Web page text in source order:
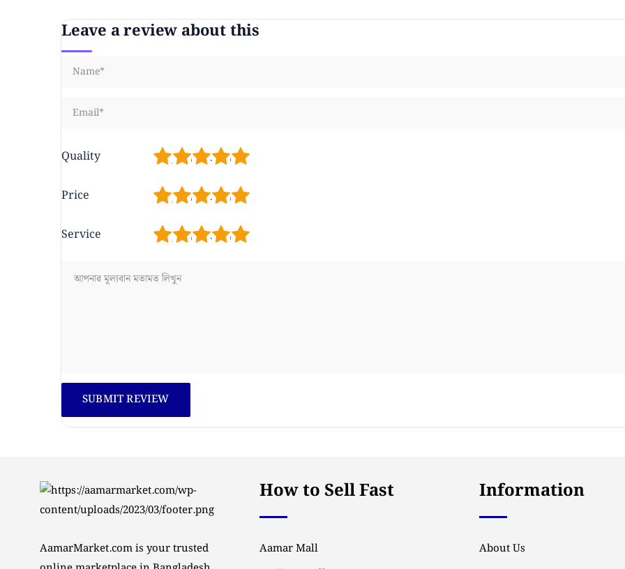
Leave a review about this
Quality 5
4
3
2
Price 5
4
3
2
Service 5
4
3
2
AamarMarket.com is your trusted
How to Sell Fast
Aamar Mall
Information
About Us